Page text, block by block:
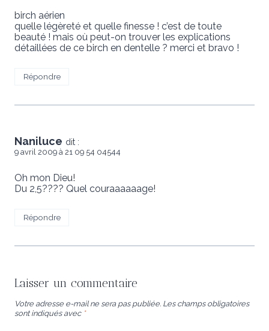
birch aérien
quelle légèreté et quelle finesse ! c’est de toute
beauté ! mais où peut-on trouver les explications
détaillées de ce birch en dentelle ? merci et bravo !
Répondre
Naniluce dit :
9 avril 2009 à 21 09 54 04544
Oh mon Dieu!
Du 2,5???? Quel couraaaaaage!
Répondre
Laisser un commentaire
Votre adresse e-mail ne sera pas publiée. Les champs obligatoires
sont indiqués avec *